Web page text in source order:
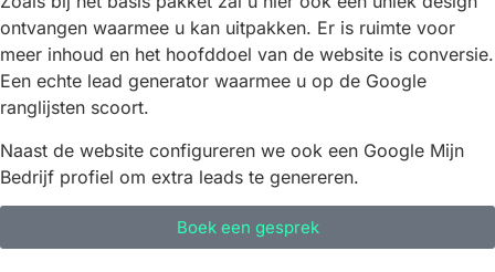
ontvangen waarmee u kan uitpakken. Er is ruimte voor
meer inhoud en het hoofddoel van de website is conversie.
Een echte lead generator waarmee u op de Google
ranglijsten scoort.
Naast de website configureren we ook een Google Mijn
Bedrijf profiel om extra leads te genereren.
Boek een gesprek